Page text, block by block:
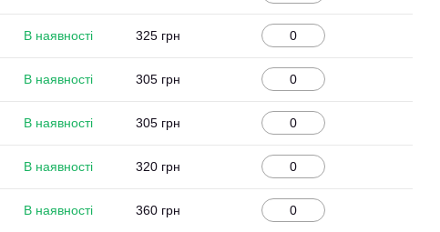
В наявності 325 грн
В наявності 305 грн
В наявності 305 грн
В наявності 320 грн
В наявності 360 грн